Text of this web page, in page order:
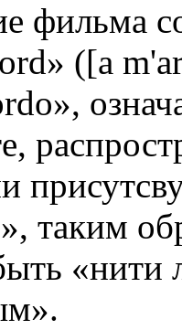
фильма
([a
таким
«нити